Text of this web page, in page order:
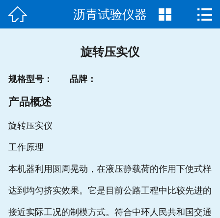
 网站首页
 沥青试验仪器  
旋转压实仪
规格型号： 品牌：
产品概述
旋转压实仪
工作原理
本机器利用圆周晃动，在液压静载荷的作用下使式样
达到均匀挤实效果。它是目前公路工程中比较先进的
接近实际工况的制模方式。符合中环人民共和国交通